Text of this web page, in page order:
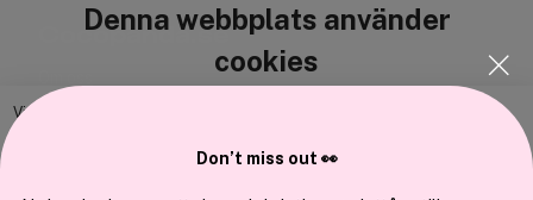
Denna webbplats använder
cookies
Vi använder enhetsidentifierare för att anpassa innehållet och
Cocopanda.se
Don’t miss out 👀